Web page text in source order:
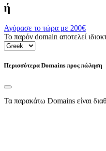
ή
Αγόρασε το τώρα με 200€
Το παρόν domain αποτελεί
Περισσότερα Domains προς πώληση
Τα παρακάτω Domains είναι